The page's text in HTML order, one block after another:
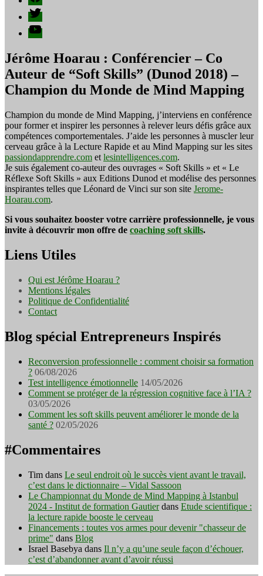
Twitter
YouTube
Jérôme Hoarau : Conférencier – Co
Auteur de “Soft Skills” (Dunod 2018) –
Champion du Monde de Mind Mapping
Champion du monde de Mind Mapping, j’interviens en conférence
pour former et inspirer les personnes à relever leurs défis grâce aux
compétences comportementales. J’aide les personnes à muscler leur
cerveau grâce à la Lecture Rapide et au Mind Mapping sur les sites
passiondapprendre.com et lesintelligences.com.
Je suis également co-auteur des ouvrages « Soft Skills » et « Le
Réflexe Soft Skills » aux Editions Dunod et modélise des personnes
inspirantes telles que Léonard de Vinci sur son site Jerome-
Hoarau.com.
Si vous souhaitez booster votre carrière professionnelle, je vous
invite à découvrir mon offre de coaching soft skills.
Liens Utiles
Qui est Jérôme Hoarau ?
Mentions légales
Politique de Confidentialité
Contact
Blog spécial Entrepreneurs Inspirés
Reconversion professionnelle : comment choisir sa formation
? 06/08/2026
Test intelligence émotionnelle 14/05/2026
Comment se protéger de la régression cognitive face à l’IA ?
03/05/2026
Comment les soft skills peuvent améliorer le monde de la
santé ? 02/05/2026
#Commentaires
Tim dans Le seul endroit où le succès vient avant le travail,
c’est dans le dictionnaire – Vidal Sassoon
Le Championnat du Monde de Mind Mapping à Istanbul
2024 - Institut de formation Gautierdans Etude scientifique :
la lecture rapide booste le cerveau
Financements : toutes vos armes pour devenir "chasseur de
prime" dans Blog
Israel Basebya dans Il n’y a qu’une seule façon d’échouer,
c’est d’abandonner avant d’avoir réussi